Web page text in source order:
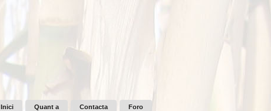
Inici Quant a Contacta Foro